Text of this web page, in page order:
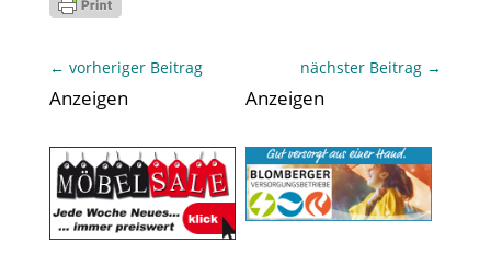
← vorheriger Beitrag nächster Beitrag →
Anzeigen Anzeigen